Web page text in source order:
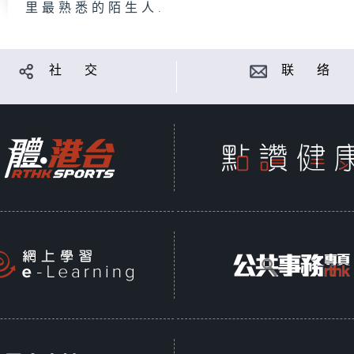
里最熟悉的陌生人.
社 交 联 络